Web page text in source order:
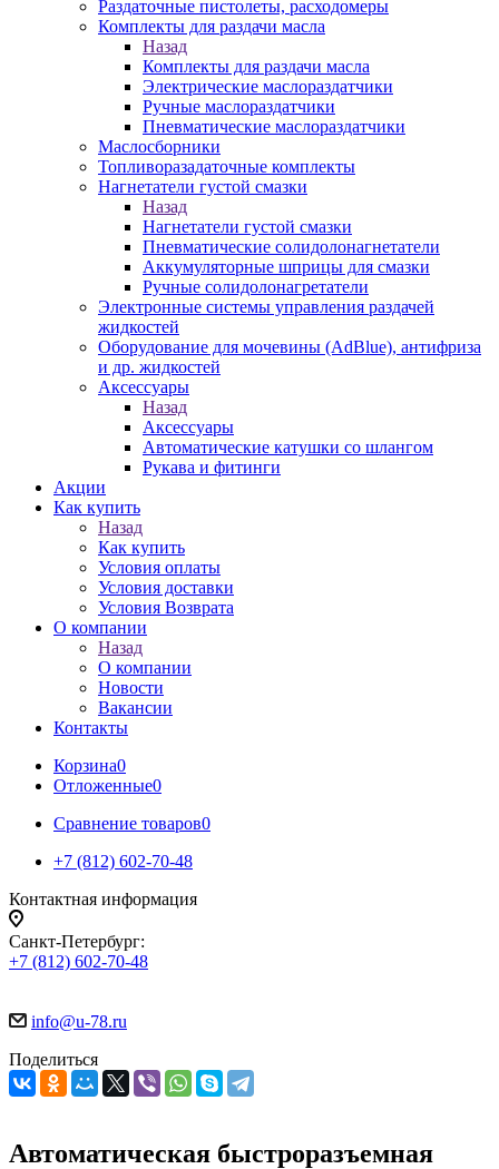
Раздаточные пистолеты, расходомеры
Комплекты для раздачи масла
Назад
Комплекты для раздачи масла
Электрические маслораздатчики
Ручные маслораздатчики
Пневматические маслораздатчики
Маслосборники
Топливоразадаточные комплекты
Нагнетатели густой смазки
Назад
Нагнетатели густой смазки
Пневматические солидолонагнетатели
Аккумуляторные шприцы для смазки
Ручные солидолонагретатели
Электронные системы управления раздачей
жидкостей
Оборудование для мочевины (AdBlue), антифриза
и др. жидкостей
Аксессуары
Назад
Аксессуары
Автоматические катушки со шлангом
Рукава и фитинги
Акции
Как купить
Назад
Как купить
Условия оплаты
Условия доставки
Условия Возврата
О компании
Назад
О компании
Новости
Вакансии
Контакты
Корзина0
Отложенные0
Сравнение товаров0
+7 (812) 602-70-48
Контактная информация
Санкт-Петербург:
+7 (812) 602-70-48
info@u-78.ru
Поделиться
Автоматическая быстроразъемная